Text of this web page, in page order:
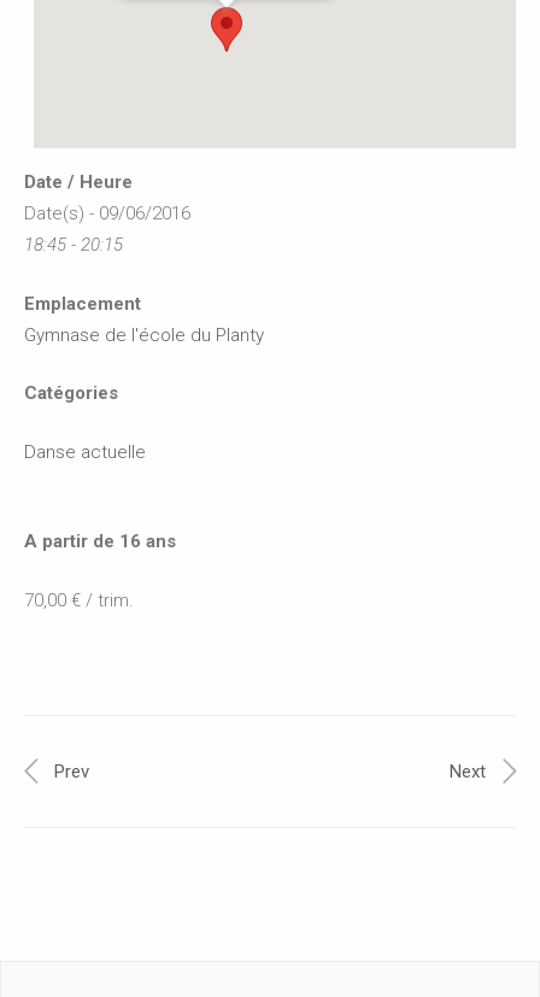
Date / Heure
Date(s) - 09/06/2016
18:45 - 20:15
Emplacement
Gymnase de l'école du Planty
Catégories
Danse actuelle
A partir de 16 ans
70,00 € / trim.
Prev Next